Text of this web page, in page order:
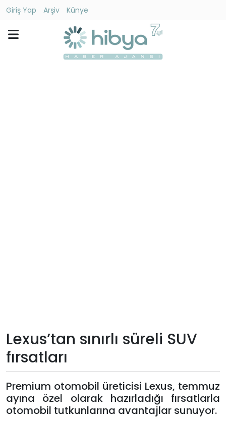
Giriş Yap Arşiv
Künye
Giriş
Yap
Lexus’tan sınırlı süreli SUV
fırsatları
Premium otomobil üreticisi Lexus, temmuz
ayına özel olarak hazırladığı fırsatlarla
otomobil tutkunlarına avantajlar sunuyor.